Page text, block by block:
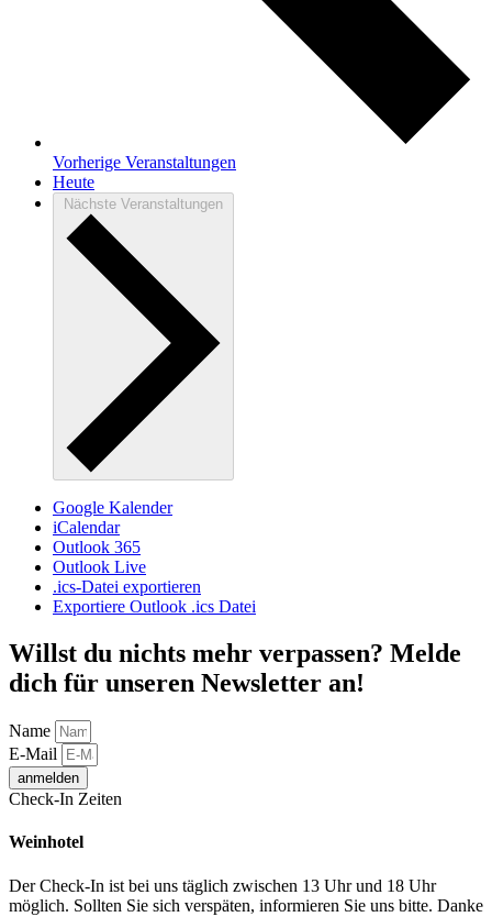
Vorherige Veranstaltungen
Heute
Nächste Veranstaltungen
Google Kalender
iCalendar
Outlook 365
Outlook Live
.ics-Datei exportieren
Exportiere Outlook .ics Datei
Willst du nichts mehr verpassen? Melde
dich für unseren Newsletter an!
Name
E-Mail
anmelden
Check-In Zeiten
Weinhotel
Der Check-In ist bei uns täglich zwischen 13 Uhr und 18 Uhr
möglich. Sollten Sie sich verspäten, informieren Sie uns bitte. Danke